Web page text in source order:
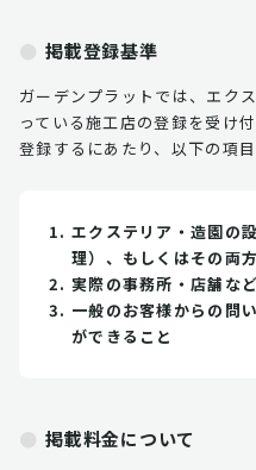
掲載登録基準
ガーデンプラットでは、エク
っている施工店の登録を受け付
登録するにあたり、以下の項
エクステリア・造園の
理）、もしくはその両
実際の事務所・店舗な
一般のお客様からの問
ができること
掲載料金について